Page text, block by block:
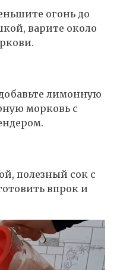
огонь до
варите около
лимонную
морковь с
полезный сок с
впрок и